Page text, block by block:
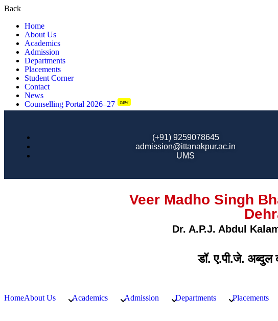
Back
Home
About Us
Academics
Admission
Departments
Placements
Student Corner
Contact
News
Counselling Portal 2026–27
new
(+91) 9259078645
admission@ittanakpur.ac.in
UMS
Veer Madho Singh
Dr. A.P.J. Abdul
डॉ. ए.पी.जे. अब्दुल
HomeAbout Us Academics Admission Departments Placements